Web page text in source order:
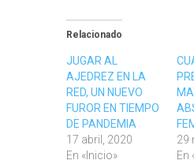
Relacionado
JUGAR AL
AJEDREZ EN LA
RED, UN NUEVO
FUROR EN TIEMPO
DE PANDEMIA
17 abril, 2020
En «Inicio»
29
En